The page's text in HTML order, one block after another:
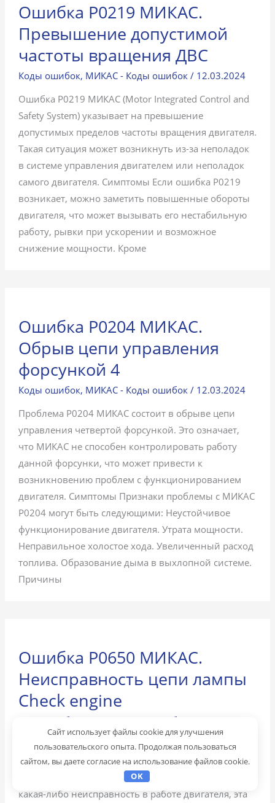
Ошибка P0219 МИКАС.
Превышение допустимой
частоты вращения ДВС
Коды ошибок, МИКАС - Коды ошибок / 12.03.2024
Ошибка P0219 МИКАС (Motor Integrated Control and
Safety System) указывает на превышение
допустимых пределов частоты вращения двигателя.
Такая ситуация может возникнуть из-за неполадок
в системе управления двигателем или неполадок
самого двигателя. Симптомы Если ошибка P0219
возникает, можно заметить повышенные обороты
двигателя, что может вызывать его нестабильную
работу, рывки при ускорении и возможное
снижение мощности. Кроме
Ошибка P0204 МИКАС.
Обрыв цепи управления
форсункой 4
Коды ошибок, МИКАС - Коды ошибок / 12.03.2024
Проблема P0204 МИКАС состоит в обрыве цепи
управления четвертой форсункой. Это означает,
что МИКАС не способен контролировать работу
данной форсунки, что может привести к
возникновению проблем с функционированием
двигателя. Симптомы Признаки проблемы с МИКАС
P0204 могут быть следующими: Неустойчивое
функционирование двигателя. Утрата мощности.
Неправильное холостое хода. Увеличенный расход
топлива. Образование дыма в выхлопной системе.
Причины
Ошибка P0650 МИКАС.
Неисправность цепи лампы
Check engine
Коды ошибок МИКАС - Коды ошибок
Ошибка P0650 МИКАС (Malfunction Indicator Lamp
Control Circuit) указывает на проблему в цепи
управления лампой Check engine. Когда возникает
какая-либо неисправность в работе двигателя, эта
Сайт использует файлы cookie для улучшения
пользовательского опыта. Продолжая пользоваться
сайтом, вы даете согласие на использование файлов cookie.
OK